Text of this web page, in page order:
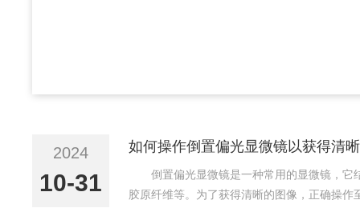
2024
10-31
如何操作倒置偏光显微镜以获得清
倒置偏光显微镜是一种常用的显微镜，
胶原纤维等。为了获得清晰的图像，正确操